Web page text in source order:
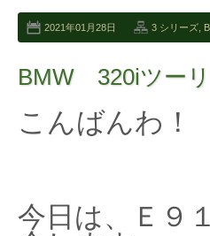
2021年01月28日 3 シリーズ
BMW 320iツー
こんばんわ！
今日は、Ｅ９